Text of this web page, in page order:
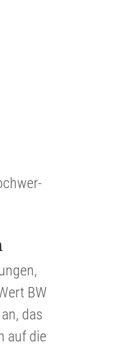
BW
an, das
auf die